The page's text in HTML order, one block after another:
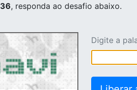
, responda ao desafio abaixo.
Digite a